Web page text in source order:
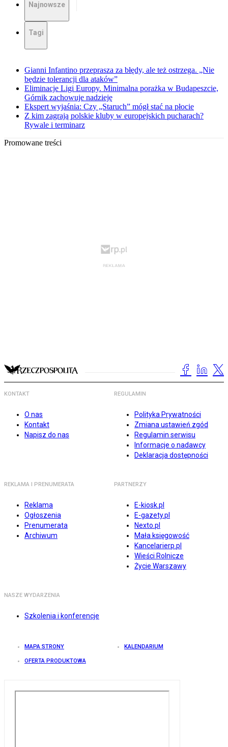
Najnowsze
Tagi
Gianni Infantino przeprasza za błędy, ale też ostrzega. „Nie
będzie tolerancji dla ataków”
Eliminacje Ligi Europy. Minimalna porażka w Budapeszcie,
Górnik zachowuje nadzieję
Ekspert wyjaśnia: Czy „Staruch” mógł stać na płocie
Z kim zagrają polskie kluby w europejskich pucharach?
Rywale i terminarz
Promowane treści
KONTAKT
O nas
Kontakt
Napisz do nas
REGULAMIN
Polityka Prywatności
Zmiana ustawień zgód
Regulamin serwisu
Informacje o nadawcy
Deklaracja dostępności
REKLAMA I PRENUMERATA
Reklama
Ogłoszenia
Prenumerata
Archiwum
PARTNERZY
E-kiosk.pl
E-gazety.pl
Nexto.pl
Mała księgowość
Kancelarierp.pl
Wieści Rolnicze
Życie Warszawy
NASZE WYDARZENIA
Szkolenia i konferencje
MAPA STRONY KALENDARIUM
OFERTA PRODUKTOWA